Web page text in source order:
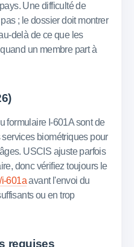
Une difficulté de
; le dossier doit montrer
delà de ce que les
un membre part à
formulaire I-601A sont de
biométriques pour
USCIS ajuste parfois
donc vérifiez toujours le
i-601aavant l'envoi du
ou en trop
requises